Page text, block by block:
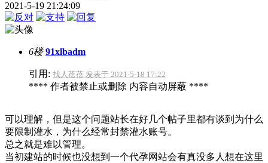
2021-5-19 21:24:09
6楼 91xlbadm
引用: 找人蓓蓓 发表于 2021-5-18 17:22
**** 作者被禁止或删除 内容自动屏蔽 ****
可以理解，但是这个问题站长在好几个帖子里都有谈到为什么
要限制灌水，为什么经常封禁灌水账号。
总之就是难以管理。
当初建站的时候也没想到一个代孕网站会有真没多人想在这里